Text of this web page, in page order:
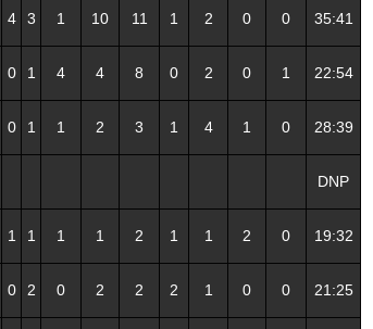
4 3 1 10 11 1 2 0 0 35:41
0 1 4 4 8 0 2 0 1 22:54
0 1 1 2 3 1 4 1 0 28:39
DNP
1 1 1 1 2 1 1 2 0 19:32
0 2 0 2 2 2 1 0 0 21:25